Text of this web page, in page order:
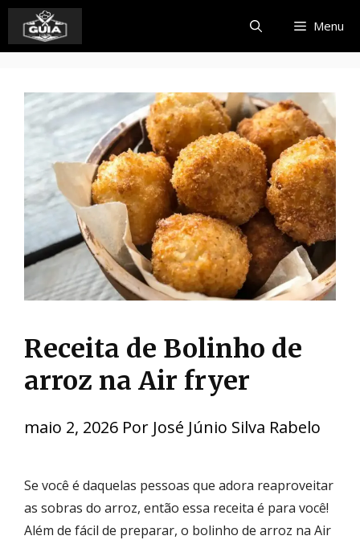
Pular
para
o
Menu
Receita de Bolinho de
arroz na Air fryer
maio 2, 2026 Por José Júnio Silva Rabelo
Se você é daquelas pessoas que adora reaproveitar
as sobras do arroz, então essa receita é para você!
Além de fácil de preparar, o bolinho de arroz na Air